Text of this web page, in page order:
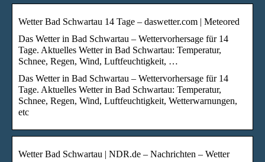
Wetter Bad Schwartau 14 Tage – daswetter.com | Meteored
Das Wetter in Bad Schwartau – Wettervorhersage für 14
Tage. Aktuelles Wetter in Bad Schwartau: Temperatur,
Schnee, Regen, Wind, Luftfeuchtigkeit, …
Das Wetter in Bad Schwartau – Wettervorhersage für 14
Tage. Aktuelles Wetter in Bad Schwartau: Temperatur,
Schnee, Regen, Wind, Luftfeuchtigkeit, Wetterwarnungen,
etc
Wetter Bad Schwartau | NDR.de – Nachrichten – Wetter